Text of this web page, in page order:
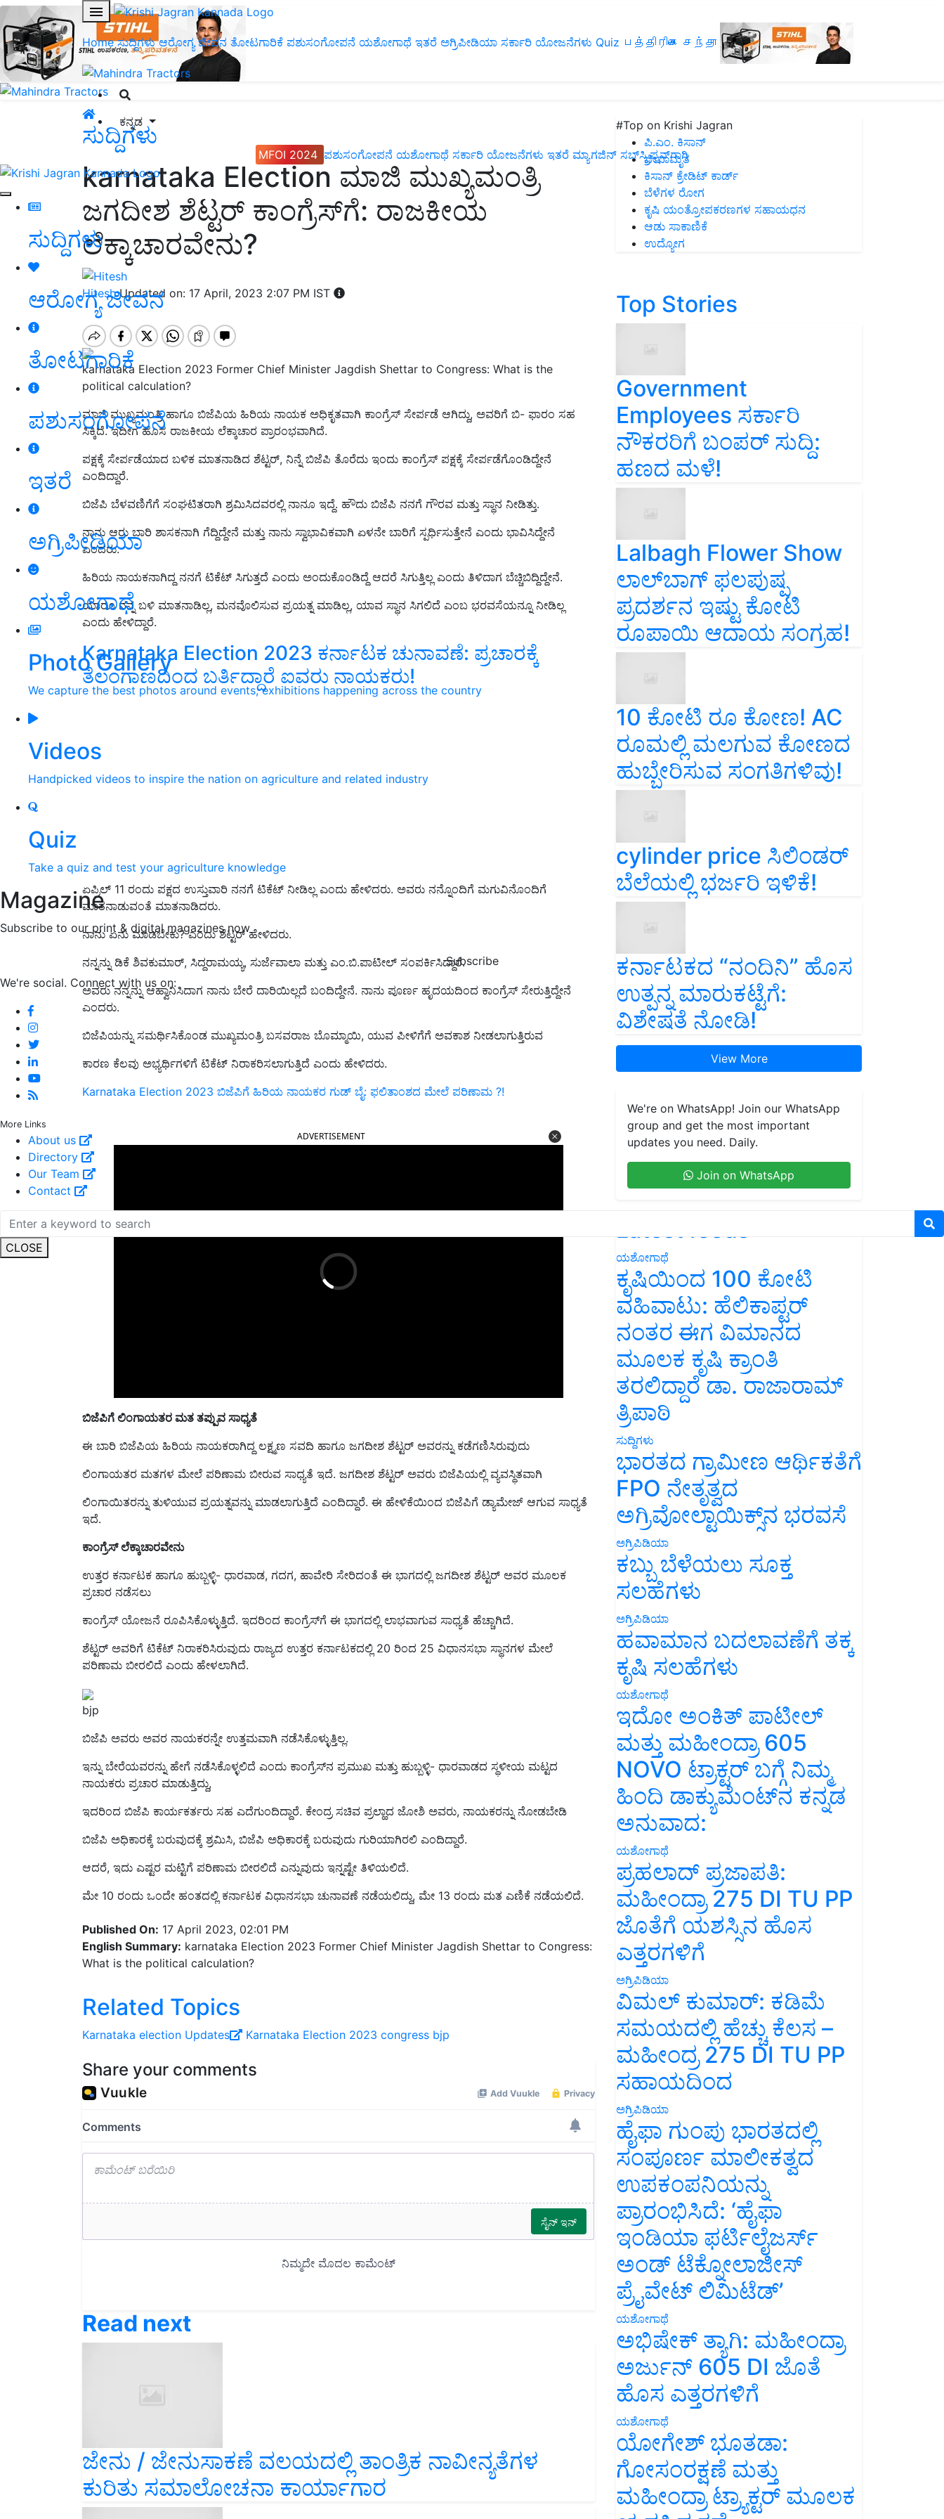
Home ಸುದ್ದಿಗಳು ಆರೋಗ್ಯ ಜೀವನ ತೋಟಗಾರಿಕೆ ಪಶುಸಂಗೋಪನೆ ಯಶೋಗಾಥೆ ಇತರೆ ಅಗ್ರಿಪೀಡಿಯಾ ಸರ್ಕಾರಿ ಯೋಜನೆಗಳು Quiz பத்திரிகை சந்தா
ಕನ್ನಡ
MFOI 2024 ಪಶುಸಂಗೋಪನೆ ಯಶೋಗಾಥೆ ಸರ್ಕಾರಿ ಯೋಜನೆಗಳು ಇತರೆ ಮ್ಯಾಗಜಿನ್‌ ಸಬ್‌ಸ್ಕ್ರಿಪ್ಷನ್‌ಗಾಗಿ
ಸುದ್ದಿಗಳು
ಆರೋಗ್ಯ ಜೀವನ
ತೋಟಗಾರಿಕೆ
ಪಶುಸಂಗೋಪನೆ
ಇತರೆ
ಅಗ್ರಿಪೀಡಿಯಾ
ಯಶೋಗಾಥೆ
Photo Gallery
We capture the best photos around events, exhibitions happening across the country
Videos
Handpicked videos to inspire the nation on agriculture and related industry
Quiz
Take a quiz and test your agriculture knowledge
Magazine
Subscribe to our print & digital magazines now
Subscribe
We're social. Connect with us on:
More Links
About us
Directory
Our Team
Contact
CLOSE
ಸುದ್ದಿಗಳು
karnataka Election ಮಾಜಿ ಮುಖ್ಯಮಂತ್ರಿ
ಜಗದೀಶ ಶೆಟ್ಟರ್‌ ಕಾಂಗ್ರೆಸ್‌ಗೆ: ರಾಜಕೀಯ
ಲೆಕ್ಕಾಚಾರವೇನು?
HiteshUpdated on: 17 April, 2023 2:07 PM IST
karnataka Election 2023 Former Chief Minister Jagdish Shettar to Congress: What is the
political calculation?
ಮಾಜಿ ಮುಖ್ಯಮಂತ್ರಿ ಹಾಗೂ ಬಿಜೆಪಿಯ ಹಿರಿಯ ನಾಯಕ ಅಧಿಕೃತವಾಗಿ ಕಾಂಗ್ರೆಸ್‌ ಸೇರ್ಪಡೆ ಆಗಿದ್ದು, ಅವರಿಗೆ ಬಿ- ಫಾರಂ ಸಹ
ಸಿಕ್ಕಿದೆ. ಇದೀಗ ಹೊಸ ರಾಜಕೀಯ ಲೆಕ್ಕಾಚಾರ ಪ್ರಾರಂಭವಾಗಿದೆ.
ಪಕ್ಷಕ್ಕೆ ಸೇರ್ಪಡೆಯಾದ ಬಳಿಕ ಮಾತನಾಡಿದ ಶೆಟ್ಟರ್, ನಿನ್ನೆ ಬಿಜೆಪಿ ತೊರೆದು ಇಂದು ಕಾಂಗ್ರೆಸ್ ಪಕ್ಷಕ್ಕೆ ಸೇರ್ಪಡೆಗೊಂಡಿದ್ದೇನೆ
ಎಂದಿದ್ದಾರೆ.
ಬಿಜೆಪಿ ಬೆಳವಣಿಗೆಗೆ ಸಂಘಟಿತರಾಗಿ ಶ್ರಮಿಸಿದವರಲ್ಲಿ ನಾನೂ ಇದ್ದೆ. ಹೌದು ಬಿಜೆಪಿ ನನಗೆ ಗೌರವ ಮತ್ತು ಸ್ಥಾನ ನೀಡಿತ್ತು.
ನಾನು ಆರು ಬಾರಿ ಶಾಸಕನಾಗಿ ಗೆದ್ದಿದ್ದೇನೆ ಮತ್ತು ನಾನು ಸ್ವಾಭಾವಿಕವಾಗಿ ಏಳನೇ ಬಾರಿಗೆ ಸ್ಪರ್ಧಿಸುತ್ತೇನೆ ಎಂದು ಭಾವಿಸಿದ್ದೇನೆ
ಎಂದರು.
ಹಿರಿಯ ನಾಯಕನಾಗಿದ್ದ ನನಗೆ ಟಿಕೆಟ್ ಸಿಗುತ್ತದೆ ಎಂದು ಅಂದುಕೊಂಡಿದ್ದೆ ಆದರೆ ಸಿಗುತ್ತಿಲ್ಲ ಎಂದು ತಿಳಿದಾಗ ಬೆಚ್ಚಿಬಿದ್ದಿದ್ದೇನೆ.
ಯಾರೂ ನನ್ನ ಬಳಿ ಮಾತನಾಡಿಲ್ಲ, ಮನವೊಲಿಸುವ ಪ್ರಯತ್ನ ಮಾಡಿಲ್ಲ, ಯಾವ ಸ್ಥಾನ ಸಿಗಲಿದೆ ಎಂಬ ಭರವಸೆಯನ್ನೂ ನೀಡಿಲ್ಲ
ಎಂದು ಹೇಳಿದ್ದಾರೆ.
Karnataka Election 2023 ಕರ್ನಾಟಕ ಚುನಾವಣೆ: ಪ್ರಚಾರಕ್ಕೆ
ತೆಲಂಗಾಣದಿಂದ ಬರ್ತಿದ್ದಾರೆ ಐವರು ನಾಯಕರು!
ಏಪ್ರಿಲ್ 11 ರಂದು ಪಕ್ಷದ ಉಸ್ತುವಾರಿ ನನಗೆ ಟಿಕೆಟ್ ನೀಡಿಲ್ಲ ಎಂದು ಹೇಳಿದರು. ಅವರು ನನ್ನೊಂದಿಗೆ ಮಗುವಿನೊಂದಿಗೆ
ಮಾತನಾಡುವಂತೆ ಮಾತನಾಡಿದರು.
ನಾನು ಏನು ಮಾಡಬೇಕು? ಎಂದು ಶೆಟ್ಟರ್ ಹೇಳಿದರು.
ನನ್ನನ್ನು ಡಿಕೆ ಶಿವಕುಮಾರ್, ಸಿದ್ದರಾಮಯ್ಯ, ಸುರ್ಜೆವಾಲಾ ಮತ್ತು ಎಂ.ಬಿ.ಪಾಟೀಲ್ ಸಂಪರ್ಕಿಸಿದ್ದಾರೆ.
ಅವರು ನನ್ನನ್ನು ಆಹ್ವಾನಿಸಿದಾಗ ನಾನು ಬೇರೆ ದಾರಿಯಿಲ್ಲದೆ ಬಂದಿದ್ದೇನೆ. ನಾನು ಪೂರ್ಣ ಹೃದಯದಿಂದ ಕಾಂಗ್ರೆಸ್ ಸೇರುತ್ತಿದ್ದೇನೆ
ಎಂದರು.
ಬಿಜೆಪಿಯನ್ನು ಸಮರ್ಥಿಸಿಕೊಂಡ ಮುಖ್ಯಮಂತ್ರಿ ಬಸವರಾಜ ಬೊಮ್ಮಾಯಿ, ಯುವ ಪೀಳಿಗೆಗೆ ಅವಕಾಶ ನೀಡಲಾಗುತ್ತಿರುವ
ಕಾರಣ ಕೆಲವು ಅಭ್ಯರ್ಥಿಗಳಿಗೆ ಟಿಕೆಟ್ ನಿರಾಕರಿಸಲಾಗುತ್ತಿದೆ ಎಂದು ಹೇಳಿದರು.
Karnataka Election 2023 ಬಿಜೆಪಿಗೆ ಹಿರಿಯ ನಾಯಕರ ಗುಡ್‌ ಬೈ: ಫಲಿತಾಂಶದ ಮೇಲೆ ಪರಿಣಾಮ ?!
ಬಿಜೆಪಿಗೆ ಲಿಂಗಾಯತರ ಮತ ತಪ್ಪುವ ಸಾಧ್ಯತೆ
ಈ ಬಾರಿ ಬಿಜೆಪಿಯ ಹಿರಿಯ ನಾಯಕರಾಗಿದ್ದ ಲಕ್ಷ್ಮಣ ಸವದಿ ಹಾಗೂ ಜಗದೀಶ ಶೆಟ್ಟರ್‌ ಅವರನ್ನು ಕಡೆಗಣಿಸಿರುವುದು
ಲಿಂಗಾಯತರ ಮತಗಳ ಮೇಲೆ ಪರಿಣಾಮ ಬೀರುವ ಸಾಧ್ಯತೆ ಇದೆ. ಜಗದೀಶ ಶೆಟ್ಟರ್‌ ಅವರು ಬಿಜೆಪಿಯಲ್ಲಿ ವ್ಯವಸ್ಥಿತವಾಗಿ
ಲಿಂಗಾಯಿತರನ್ನು ತುಳಿಯುವ ಪ್ರಯತ್ನವನ್ನು ಮಾಡಲಾಗುತ್ತಿದೆ ಎಂದಿದ್ದಾರೆ. ಈ ಹೇಳಿಕೆಯಿಂದ ಬಿಜೆಪಿಗೆ ಡ್ಯಾಮೇಜ್‌ ಆಗುವ ಸಾಧ್ಯತೆ
ಇದೆ.
ಉತ್ತರ ಕರ್ನಾಟಕ ಹಾಗೂ ಹುಬ್ಬಳ್ಳಿ- ಧಾರವಾಡ, ಗದಗ, ಹಾವೇರಿ ಸೇರಿದಂತೆ ಈ ಭಾಗದಲ್ಲಿ ಜಗದೀಶ ಶೆಟ್ಟರ್‌ ಅವರ ಮೂಲಕ
ಪ್ರಚಾರ ನಡೆಸಲು
ಕಾಂಗ್ರೆಸ್‌ ಯೋಜನೆ ರೂಪಿಸಿಕೊಳ್ಳುತ್ತಿದೆ. ಇದರಿಂದ ಕಾಂಗ್ರೆಸ್‌ಗೆ ಈ ಭಾಗದಲ್ಲಿ ಲಾಭವಾಗುವ ಸಾಧ್ಯತೆ ಹೆಚ್ಚಾಗಿದೆ.
ಶೆಟ್ಟರ್ ಅವರಿಗೆ ಟಿಕೆಟ್ ನಿರಾಕರಿಸಿರುವುದು ರಾಜ್ಯದ ಉತ್ತರ ಕರ್ನಾಟಕದಲ್ಲಿ 20 ರಿಂದ 25 ವಿಧಾನಸಭಾ ಸ್ಥಾನಗಳ ಮೇಲೆ
ಪರಿಣಾಮ ಬೀರಲಿದೆ ಎಂದು ಹೇಳಲಾಗಿದೆ.
bjp
ಬಿಜೆಪಿ ಅವರು ಅವರ ನಾಯಕರನ್ನೇ ಉತ್ತಮವಾಗಿ ನಡೆಸಿಕೊಳ್ಳುತ್ತಿಲ್ಲ.
ಇನ್ನು ಬೇರೆಯವರನ್ನು ಹೇಗೆ ನಡೆಸಿಕೊಳ್ಳಲಿದೆ ಎಂದು ಕಾಂಗ್ರೆಸ್‌ನ ಪ್ರಮುಖ ಮತ್ತು ಹುಬ್ಬಳ್ಳಿ- ಧಾರವಾಡದ ಸ್ಥಳೀಯ ಮಟ್ಟದ
ನಾಯಕರು ಪ್ರಚಾರ ಮಾಡುತ್ತಿದ್ದು,
ಇದರಿಂದ ಬಿಜೆಪಿ ಕಾರ್ಯಕರ್ತರು ಸಹ ಎದೆಗುಂದಿದ್ದಾರೆ. ಕೇಂದ್ರ ಸಚಿವ ಪ್ರಲ್ಹಾದ ಜೋಶಿ ಅವರು, ನಾಯಕರನ್ನು ನೋಡಬೇಡಿ
ಬಿಜೆಪಿ ಅಧಿಕಾರಕ್ಕೆ ಬರುವುದಕ್ಕೆ ಶ್ರಮಿಸಿ, ಬಿಜೆಪಿ ಅಧಿಕಾರಕ್ಕೆ ಬರುವುದು ಗುರಿಯಾಗಿರಲಿ ಎಂದಿದ್ದಾರೆ.
ಆದರೆ, ಇದು ಎಷ್ಟರ ಮಟ್ಟಿಗೆ ಪರಿಣಾಮ ಬೀರಲಿದೆ ಎನ್ನುವುದು ಇನ್ನಷ್ಟೇ ತಿಳಿಯಲಿದೆ.
ಮೇ 10 ರಂದು ಒಂದೇ ಹಂತದಲ್ಲಿ ಕರ್ನಾಟಕ ವಿಧಾನಸಭಾ ಚುನಾವಣೆ ನಡೆಯಲಿದ್ದು, ಮೇ 13 ರಂದು ಮತ ಎಣಿಕೆ ನಡೆಯಲಿದೆ.
English Summary:karnataka Election 2023 Former Chief Minister Jagdish Shettar to Congress:
What is the political calculation?
Related Topics
Karnataka election Updates
ಜೇನು / ಜೇನುಸಾಕಣೆ ವಲಯದಲ್ಲಿ ತಾಂತ್ರಿಕ ನಾವೀನ್ಯತೆಗಳ
ಕುರಿತು ಸಮಾಲೋಚನಾ ಕಾರ್ಯಾಗಾರ
#Top on Krishi Jagran
ಪಿ.ಎಂ. ಕಿಸಾನ್
ಜೀವಾಮೃತ
ಕಿಸಾನ್ ಕ್ರೇಡಿಟ್ ಕಾರ್ಡ್
ಬೆಳೆಗಳ ರೋಗ
ಕೃಷಿ ಯಂತ್ರೋಪಕರಣಗಳ ಸಹಾಯಧನ
ಆಡು ಸಾಕಾಣಿಕೆ
ಉದ್ಯೋಗ
Top Stories
Government
Employees ಸರ್ಕಾರಿ
ನೌಕರರಿಗೆ ಬಂಪರ್‌ ಸುದ್ದಿ:
ಹಣದ ಮಳೆ!
Lalbagh Flower Show
ಲಾಲ್‌ಬಾಗ್ ಫಲಪುಷ್ಪ
ಪ್ರದರ್ಶನ ಇಷ್ಟು ಕೋಟಿ
ರೂಪಾಯಿ ಆದಾಯ ಸಂಗ್ರಹ!
10 ಕೋಟಿ ರೂ ಕೋಣ! AC
ರೂಮಲ್ಲಿ ಮಲಗುವ ಕೋಣದ
ಹುಬ್ಬೇರಿಸುವ ಸಂಗತಿಗಳಿವು!
cylinder price ಸಿಲಿಂಡರ್‌
ಬೆಲೆಯಲ್ಲಿ ಭರ್ಜರಿ ಇಳಿಕೆ!
ಕರ್ನಾಟಕದ “ನಂದಿನಿ” ಹೊಸ
ಉತ್ಪನ್ನ ಮಾರುಕಟ್ಟೆಗೆ:
ವಿಶೇಷತೆ ನೋಡಿ!
View More
We're on WhatsApp! Join our WhatsApp
group and get the most important
updates you need. Daily.
Join on WhatsApp
Latest feeds
ಯಶೋಗಾಥೆ
ಕೃಷಿಯಿಂದ 100 ಕೋಟಿ
ವಹಿವಾಟು: ಹೆಲಿಕಾಪ್ಟರ್
ನಂತರ ಈಗ ವಿಮಾನದ
ಮೂಲಕ ಕೃಷಿ ಕ್ರಾಂತಿ
ತರಲಿದ್ದಾರೆ ಡಾ. ರಾಜಾರಾಮ್
ತ್ರಿಪಾಠಿ
ಸುದ್ದಿಗಳು
ಭಾರತದ ಗ್ರಾಮೀಣ ಆರ್ಥಿಕತೆಗೆ
FPO ನೇತೃತ್ವದ
ಅಗ್ರಿವೋಲ್ಟಾಯಿಕ್ಸ್‌ನ ಭರವಸೆ
ಅಗ್ರಿಪಿಡಿಯಾ
ಕಬ್ಬು ಬೆಳೆಯಲು ಸೂಕ್ತ
ಸಲಹೆಗಳು
ಅಗ್ರಿಪಿಡಿಯಾ
ಹವಾಮಾನ ಬದಲಾವಣೆಗೆ ತಕ್ಕ
ಕೃಷಿ ಸಲಹೆಗಳು
ಯಶೋಗಾಥೆ
ಇದೋ ಅಂಕಿತ್ ಪಾಟೀಲ್
ಮತ್ತು ಮಹೀಂದ್ರಾ 605
NOVO ಟ್ರಾಕ್ಟರ್ ಬಗ್ಗೆ ನಿಮ್ಮ
ಹಿಂದಿ ಡಾಕ್ಯುಮೆಂಟ್‌ನ ಕನ್ನಡ
ಅನುವಾದ:
ಯಶೋಗಾಥೆ
ಪ್ರಹಲಾದ್ ಪ್ರಜಾಪತಿ:
ಮಹೀಂದ್ರಾ 275 DI TU PP
ಜೊತೆಗೆ ಯಶಸ್ಸಿನ ಹೊಸ
ಎತ್ತರಗಳಿಗೆ
ಅಗ್ರಿಪಿಡಿಯಾ
ವಿಮಲ್ ಕುಮಾರ್: ಕಡಿಮೆ
ಸಮಯದಲ್ಲಿ ಹೆಚ್ಚು ಕೆಲಸ –
ಮಹೀಂದ್ರ 275 DI TU PP
ಸಹಾಯದಿಂದ
ಅಗ್ರಿಪಿಡಿಯಾ
ಹೈಫಾ ಗುಂಪು ಭಾರತದಲ್ಲಿ
ಸಂಪೂರ್ಣ ಮಾಲೀಕತ್ವದ
ಉಪಕಂಪನಿಯನ್ನು
ಪ್ರಾರಂಭಿಸಿದೆ: ‘ಹೈಫಾ
ಇಂಡಿಯಾ ಫರ್ಟಿಲೈಜರ್ಸ್
ಅಂಡ್ ಟೆಕ್ನೋಲಾಜೀಸ್
ಪ್ರೈವೇಟ್ ಲಿಮಿಟೆಡ್’
ಯಶೋಗಾಥೆ
ಅಭಿಷೇಕ್ ತ್ಯಾಗಿ: ಮಹೀಂದ್ರಾ
ಅರ್ಜುನ್ 605 DI ಜೊತೆ
ಹೊಸ ಎತ್ತರಗಳಿಗೆ
ಯಶೋಗಾಥೆ
ಯೋಗೇಶ್ ಭೂತಡಾ:
ಗೋಸಂರಕ್ಷಣೆ ಮತ್ತು
ಮಹೀಂದ್ರಾ ಟ್ರ್ಯಾಕ್ಟರ್ ಮೂಲಕ